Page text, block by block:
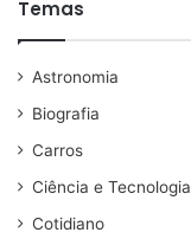
Temas
Astronomia
Biografia
Carros
Ciência e Tecnologia
Cotidiano